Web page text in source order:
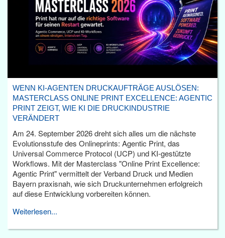
WENN KI-AGENTEN DRUCKAUFTRÄGE AUSLÖSEN:
MASTERCLASS ONLINE PRINT EXCELLENCE: AGENTIC
PRINT ZEIGT, WIE KI DIE DRUCKINDUSTRIE
VERÄNDERT
Am 24. September 2026 dreht sich alles um die nächste
Evolutionsstufe des Onlineprints: Agentic Print, das
Universal Commerce Protocol (UCP) und KI-gestützte
Workflows. Mit der Masterclass "Online Print Excellence:
Agentic Print" vermittelt der Verband Druck und Medien
Bayern praxisnah, wie sich Druckunternehmen erfolgreich
auf diese Entwicklung vorbereiten können.
Weiterlesen...